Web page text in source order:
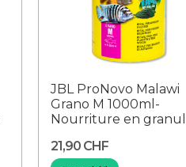
JBL ProNovo Malawi
Grano M 1000ml-
Nourriture en
21,90 CHF